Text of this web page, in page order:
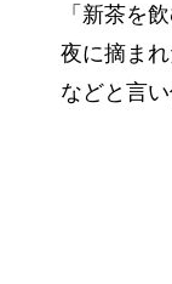
「新茶を
夜に摘ま
などと言